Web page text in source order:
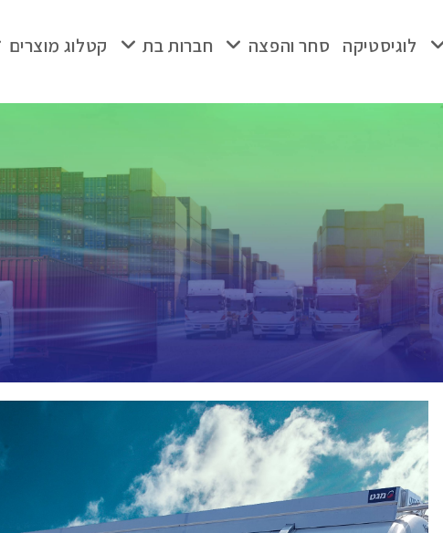
לוגיסטיקה סחר והפצה חברות בת קטלוג מוצרים